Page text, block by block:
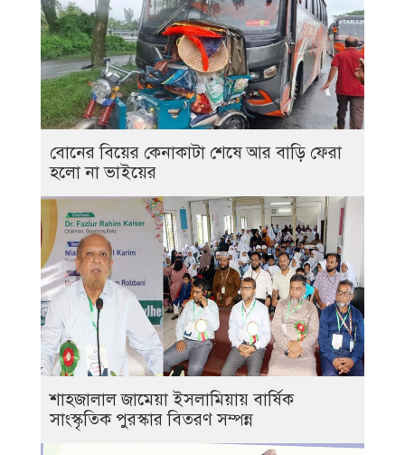
বোনের বিয়ের কেনাকাটা শেষে আর বাড়ি ফেরা
হলো না ভাইয়ের
শাহজালাল জামেয়া ইসলামিয়ায় বার্ষিক
সাংস্কৃতিক পুরস্কার বিতরণ সম্পন্ন